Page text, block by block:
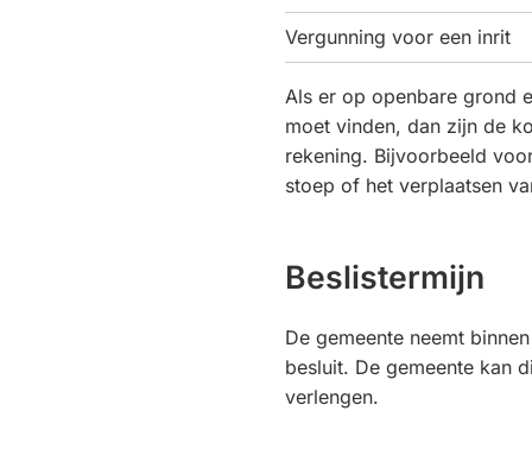
Vergunning voor een inrit
Als er op openbare grond
moet vinden, dan zijn de
rekening. Bijvoorbeeld
stoep of het verplaatsen
Beslistermijn
De gemeente neemt
besluit. De gemeente kan
verlengen.